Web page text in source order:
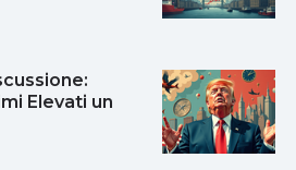
Elevati un